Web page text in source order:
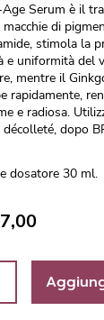
Serum è il
di
stimola la
e uniformità del
mentre il
rapidamente,
e radiosa.
dopo
dosatore 30 ml.